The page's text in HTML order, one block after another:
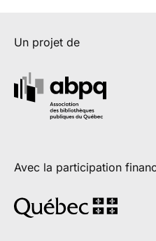
Un projet de
Avec la participation